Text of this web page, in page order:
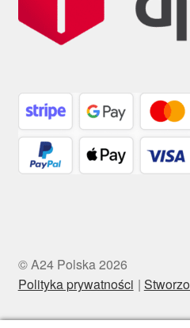
© A24 Polska 2026
Polityka prywatności